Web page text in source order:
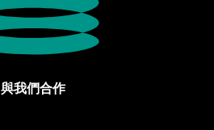
與我們合作